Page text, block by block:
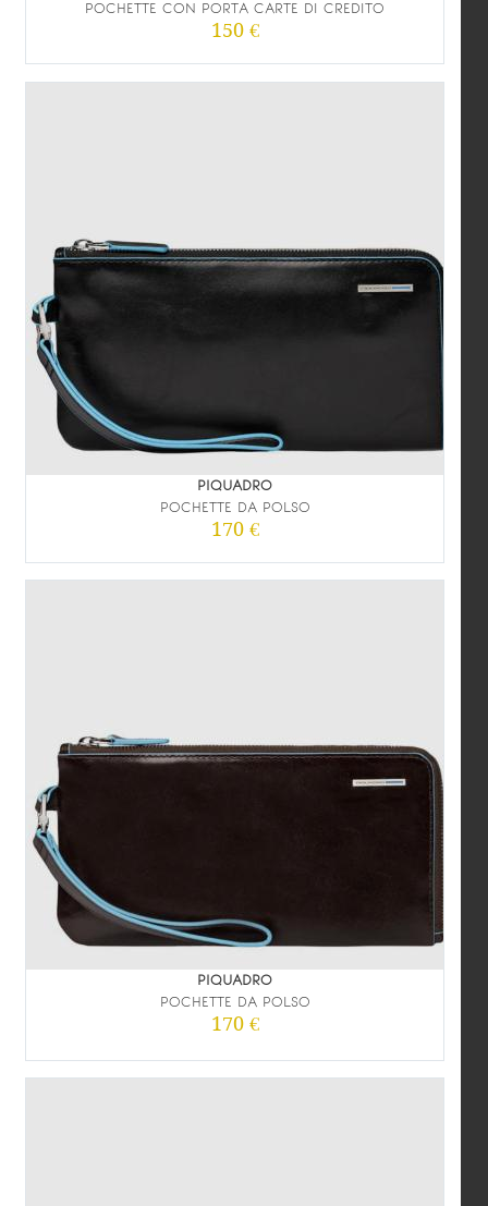
POCHETTE CON PORTA CARTE DI CREDITO
150 €
PIQUADRO
POCHETTE DA POLSO
170 €
PIQUADRO
POCHETTE DA POLSO
170 €